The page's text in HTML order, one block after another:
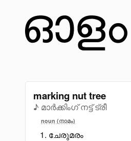
marking nut tree
♪ മാർക്കിംഗ് നട്ട് ട്രീ
noun (നാമം)
ചേരുമരം